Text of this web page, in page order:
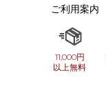
ご利用案内
11,000円
以上無料